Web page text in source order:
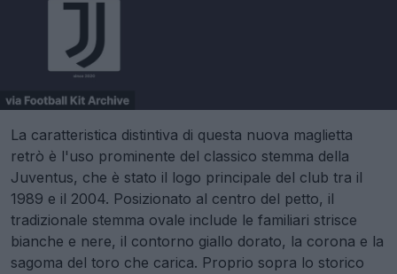
La caratteristica distintiva di questa nuova maglietta
retrò è l'uso prominente del classico stemma della
Juventus, che è stato il logo principale del club tra il
1989 e il 2004. Posizionato al centro del petto, il
tradizionale stemma ovale include le familiari strisce
bianche e nere, il contorno giallo dorato, la corona e la
sagoma del toro che carica. Proprio sopra lo storico